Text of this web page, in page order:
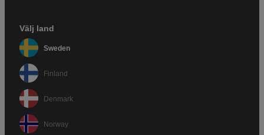
Välj land
Sweden
Finland
Denmark
Norway